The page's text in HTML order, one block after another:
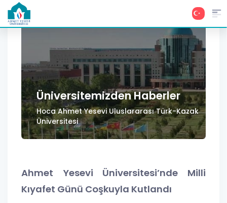
Üniversitemizden Haberler
Hoca Ahmet Yesevi Uluslararası Türk-Kazak
Üniversitesi
Ahmet Yesevi Üniversitesi’nde Milli
Kıyafet Günü Coşkuyla Kutlandı